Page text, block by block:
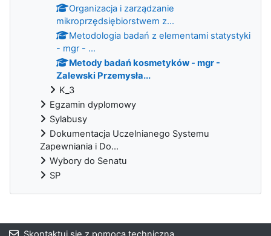
Organizacja i zarządzanie
mikroprzędsiębiorstwem z...
Metodologia badań z elementami statystyki
- mgr - ...
Metody badań kosmetyków - mgr -
Zalewski Przemysła...
K_3
Egzamin dyplomowy
Sylabusy
Dokumentacja Uczelnianego Systemu
Zapewniania i Do...
Wybory do Senatu
SP
Bloki